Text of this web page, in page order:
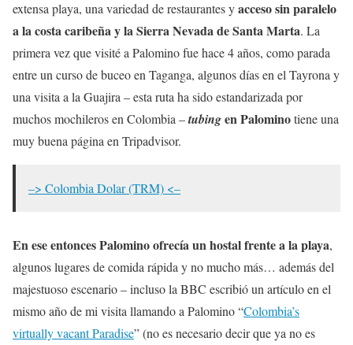
extensa playa, una variedad de restaurantes yacceso sin paralelo
a la costa caribeña y la Sierra Nevada de Santa Marta. La
primera vez que visité a Palomino fue hace 4 años, como parada
entre un curso de buceo en Taganga, algunos días en el Tayrona y
una visita a la Guajira – esta ruta ha sido estandarizada por
muchos mochileros en Colombia –tubingen Palominotiene una
muy buena página en Tripadvisor.
–> Colombia Dolar (TRM) <–
En ese entonces Palomino ofrecía un hostal frente a la playa,
algunos lugares de comida rápida y no mucho más… además del
majestuoso escenario – incluso la BBC escribió un artículo en el
mismo año de mi visita llamando a Palomino “Colombia’s
virtually vacant Paradise” (no es necesario decir que ya no es